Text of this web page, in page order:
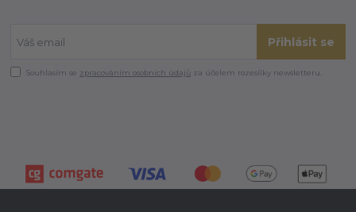
Přihlásit se
Souhlasím se zpracováním osobních údajů za účelem rozesílky newsletteru.